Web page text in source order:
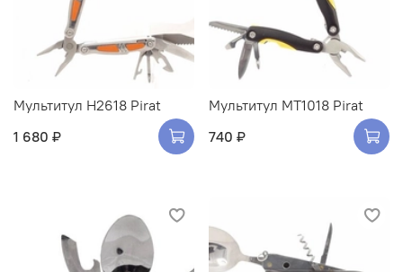
Мультитул H2618 Pirat
1 680 ₽
Мультитул MT1018 Pirat
740 ₽